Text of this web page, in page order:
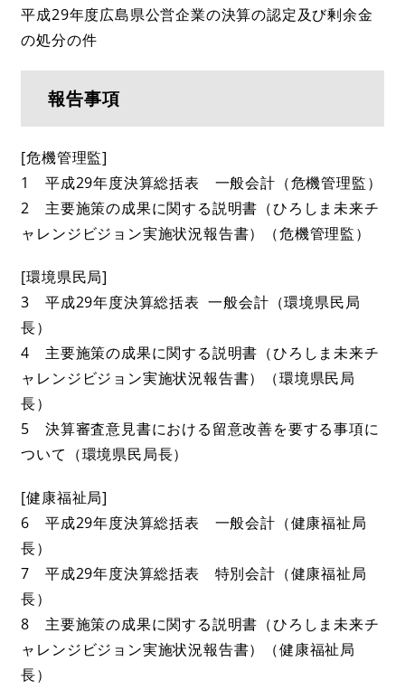
平成29年度広島県公営企業の決算の認定及び剰余金
の処分の件
報告事項
[危機管理監]
1 平成29年度決算総括表 一般会計（危機管理監）
2 主要施策の成果に関する説明書（ひろしま未来チ
ャレンジビジョン実施状況報告書）（危機管理監）
[環境県民局]
3 平成29年度決算総括表 一般会計（環境県民局
長）
4 主要施策の成果に関する説明書（ひろしま未来チ
ャレンジビジョン実施状況報告書）（環境県民局
長）
5 決算審査意見書における留意改善を要する事項に
ついて（環境県民局長）
[健康福祉局]
6 平成29年度決算総括表 一般会計（健康福祉局
長）
7 平成29年度決算総括表 特別会計（健康福祉局
長）
8 主要施策の成果に関する説明書（ひろしま未来チ
ャレンジビジョン実施状況報告書）（健康福祉局
長）